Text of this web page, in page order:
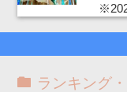
ランキング